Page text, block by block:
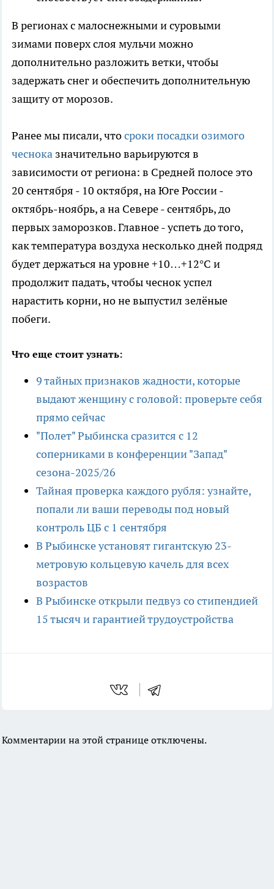
В регионах с малоснежными и суровыми
зимами поверх слоя мульчи можно
дополнительно разложить ветки, чтобы
задержать снег и обеспечить дополнительную
защиту от морозов.
Ранее мы писали, чтосроки посадки озимого
чеснока значительно варьируются в
зависимости от региона: в Средней полосе это
20 сентября - 10 октября, на Юге России -
октябрь-ноябрь, а на Севере - сентябрь, до
первых заморозков. Главное - успеть до того,
как температура воздуха несколько дней подряд
будет держаться на уровне +10…+12°C и
продолжит падать, чтобы чеснок успел
нарастить корни, но не выпустил зелёные
побеги.
Что еще стоит узнать:
9 тайных признаков жадности, которые
выдают женщину с головой: проверьте себя
прямо сейчас
"Полет" Рыбинска сразится с 12
соперниками в конференции "Запад"
сезона-2025/26
Тайная проверка каждого рубля: узнайте,
попали ли ваши переводы под новый
контроль ЦБ с 1 сентября
В Рыбинске установят гигантскую 23-
метровую кольцевую качель для всех
возрастов
В Рыбинске открыли педвуз со стипендией
15 тысяч и гарантией трудоустройства
Комментарии на этой странице отключены.